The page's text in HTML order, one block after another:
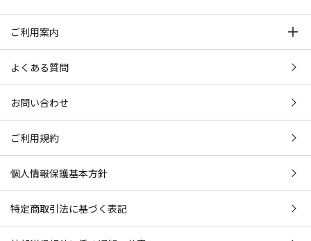
ご利用案内
よくある質問
お問い合わせ
ご利用規約
個人情報保護基本方針
特定商取引法に基づく表記